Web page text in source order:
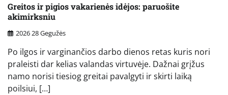
Greitos ir pigios vakarienės idėjos: paruošite
akimirksniu
2026 28 Gegužės
Po ilgos ir varginančios darbo dienos retas kuris nori
praleisti dar kelias valandas virtuvėje. Dažnai grįžus
namo norisi tiesiog greitai pavalgyti ir skirti laiką
poilsiui, […]